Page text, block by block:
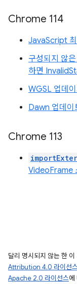
Chrome 114
JavaScript
구성되지 않
하면
WGSL 업데
Dawn 업데이
Chrome 113
VideoFrame
달리 명시되지 않는 한
Attribution 4.0 라이선스
Apache 2.0 라이선스에